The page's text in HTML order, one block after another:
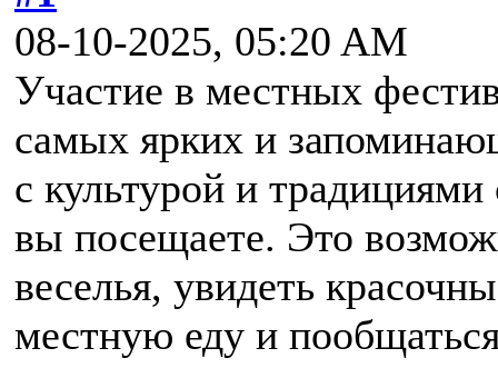
08-10-2025, 05:20 AM
Участие в местных
самых ярких и
с культурой и
вы посещаете. Это
веселья, увидеть
местную еду и